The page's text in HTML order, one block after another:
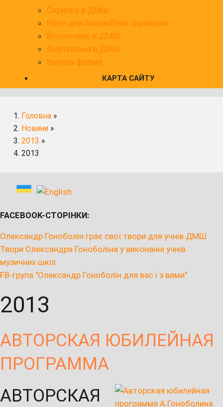
Скрипка в ДМШ
Ноти для Ансамблей скрипалів
Віолончель в ДМШ
Фортепіано в ДМШ
Велика форма
КАРТА САЙТУ
Головна»
Новини»
2013 »
2013
FACEBOOK-СТОРІНКИ:
Олександр Гоноболін грає свої твори для учнів ДМШ
Твори Олександра Гоноболіна у виконанні учнів
музичних шкіл
FB-група "Олександр Гоноболін для вас і з вами"
2013
АВТОРСКАЯ ЮБИЛЕЙНАЯ
ПРОГРАММА
АВТОРСКАЯ